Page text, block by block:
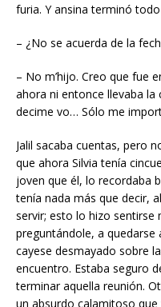
furia. Y ansina terminó
– ¿No se acuerda de la
– No m’hijo. Creo que fue
ahora ni entonce llevaba la
decime vo… Sólo me
Jalil sacaba cuentas, pero
que ahora Silvia tenía
joven que él, lo recordaba
tenía nada más que decir,
servir; esto lo hizo sentirse
preguntándole, a quedarse
cayese desmayado sobre
encuentro. Estaba seguro
terminar aquella reunión.
un absurdo calamitoso